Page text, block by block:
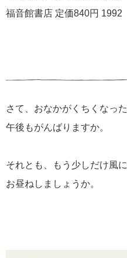
福音館書店 定価840円 1992
さて、おなかがくちくなった
午後もがんばりますか。
それとも、もう少しだけ風に
お昼ねしましょうか。